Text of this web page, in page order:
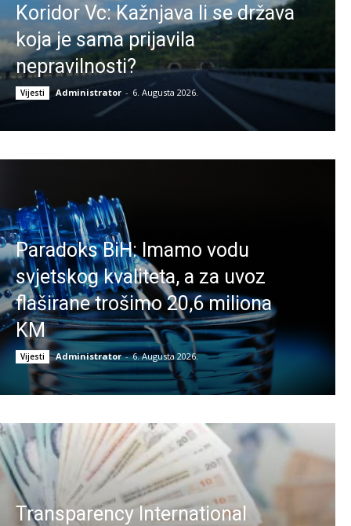
Koridor Vc: Kažnjava li se država
koja je sama prijavila
nepravilnosti?
Vijesti Administrator - 6. Augusta 2026.
Paradoks BiH: Imamo vodu
svjetskog kvaliteta, a za uvoz
flaširane trošimo 20,6 miliona
KM
Vijesti Administrator - 6. Augusta 2026.
Transparency International